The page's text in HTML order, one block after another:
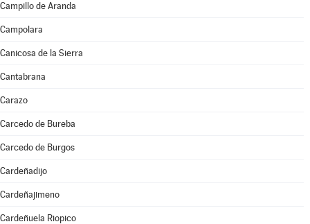
Campillo de Aranda
Campolara
Canicosa de la Sierra
Cantabrana
Carazo
Carcedo de Bureba
Carcedo de Burgos
Cardeñadijo
Cardeñajimeno
Cardeñuela Riopico